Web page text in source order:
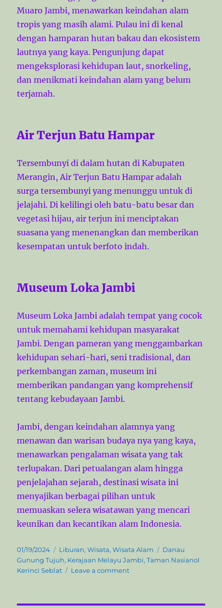
Muaro Jambi, menawarkan keindahan alam
tropis yang masih alami. Pulau ini di kenal
dengan hamparan hutan bakau dan ekosistem
lautnya yang kaya. Pengunjung dapat
mengeksplorasi kehidupan laut, snorkeling,
dan menikmati keindahan alam yang belum
terjamah.
Air Terjun Batu Hampar
Tersembunyi di dalam hutan di Kabupaten
Merangin, Air Terjun Batu Hampar adalah
surga tersembunyi yang menunggu untuk di
jelajahi. Di kelilingi oleh batu-batu besar dan
vegetasi hijau, air terjun ini menciptakan
suasana yang menenangkan dan memberikan
kesempatan untuk berfoto indah.
Museum Loka Jambi
Museum Loka Jambi adalah tempat yang cocok
untuk memahami kehidupan masyarakat
Jambi. Dengan pameran yang menggambarkan
kehidupan sehari-hari, seni tradisional, dan
perkembangan zaman, museum ini
memberikan pandangan yang komprehensif
tentang kebudayaan Jambi.
Jambi, dengan keindahan alamnya yang
menawan dan warisan budaya nya yang kaya,
menawarkan pengalaman wisata yang tak
terlupakan. Dari petualangan alam hingga
penjelajahan sejarah, destinasi wisata ini
menyajikan berbagai pilihan untuk
memuaskan selera wisatawan yang mencari
keunikan dan kecantikan alam Indonesia.
P
o
s
01/19/2024
C
a
t
Liburan,Wisata,Wisata Alam
T
a
Danau
Gunung Tujuh, Kerajaan Melayu Jambi,Taman Nasianol
Kerinci Seblat
Leave a commento